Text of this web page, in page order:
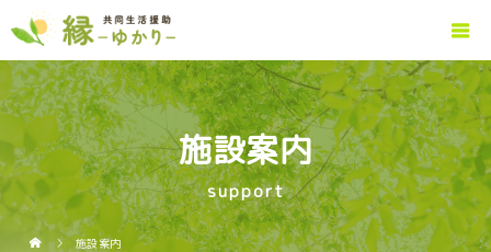
施設案内
support
施設案内